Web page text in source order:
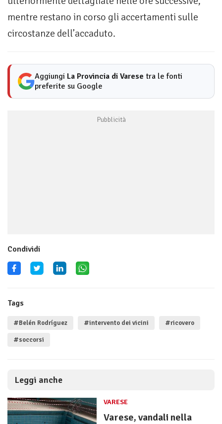
mentre restano in corso gli accertamenti sulle
circostanze dell’accaduto.
Aggiungi La Provincia di Varese tra le fonti
preferite su Google
Condividi
Tags
#Belén Rodríguez #intervento dei vicini #ricovero
#soccorsi
Leggi anche
VARESE
Varese, vandali nella